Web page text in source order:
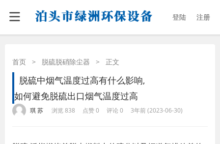
登陆 注册
首页 > 脱硫脱硝除尘器 > 正文
脱硫中烟气温度过高有什么影响,
如何避免脱硫出口烟气温度过高
琪 苏 浏览 838 点赞 0 评论 0 3年前 (2023-06-30)